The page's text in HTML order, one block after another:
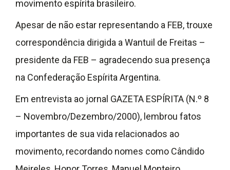
movimento espírita brasileiro.
Apesar de não estar representando a FEB, trouxe
correspondência dirigida a Wantuil de Freitas –
presidente da FEB – agradecendo sua presença
na Confederação Espírita Argentina.
Em entrevista ao jornal GAZETA ESPÍRITA (N.º 8
– Novembro/Dezembro/2000), lembrou fatos
importantes de sua vida relacionados ao
movimento, recordando nomes como Cândido